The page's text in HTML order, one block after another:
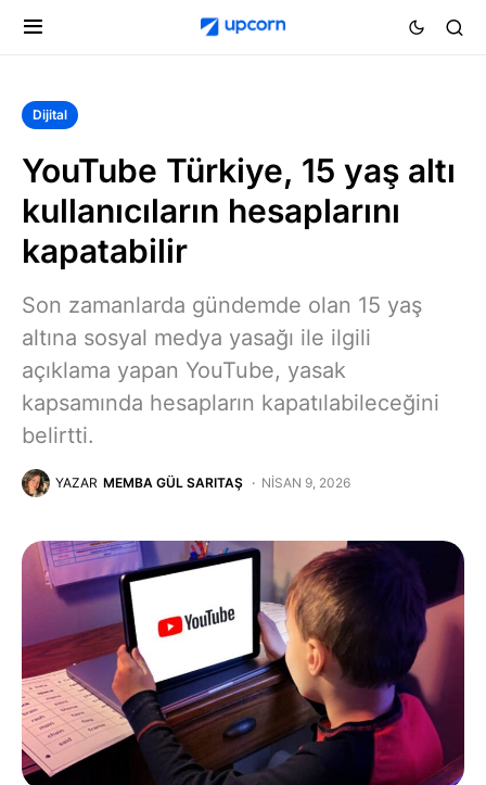
Dijital
YouTube Türkiye, 15 yaş altı
kullanıcıların hesaplarını
kapatabilir
Son zamanlarda gündemde olan 15 yaş
altına sosyal medya yasağı ile ilgili
açıklama yapan YouTube, yasak
kapsamında hesapların kapatılabileceğini
belirtti.
YAZAR MEMBA GÜL SARITAŞ NISAN 9, 2026